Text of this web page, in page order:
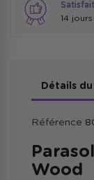
14
Détails
Référence
Wood